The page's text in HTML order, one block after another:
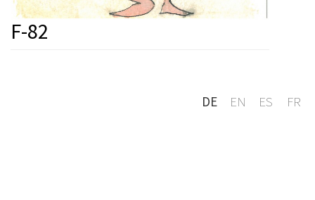
F-82
DE EN ES FR